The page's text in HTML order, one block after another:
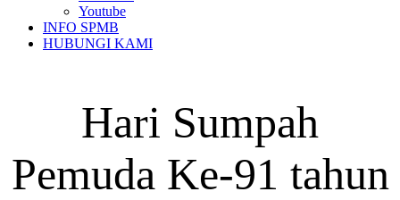
Youtube
INFO SPMB
HUBUNGI KAMI
Hari Sumpah
Pemuda Ke-91 tahun